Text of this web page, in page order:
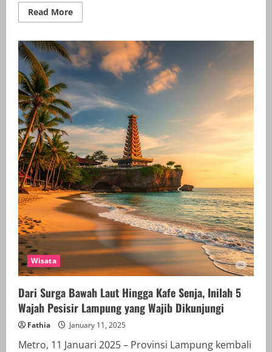
Read MoreRead
more
Siger:
Lebih
dari
Sekadar
Tugu,
Inilah
Mahkota
Kebanggaan
di
Gerbang
Pulau
Sumatra
Wisata
Dari Surga Bawah Laut Hingga Kafe Senja, Inilah 5
Wajah Pesisir Lampung yang Wajib Dikunjungi
Fathia January 11, 2025
Metro, 11 Januari 2025 – Provinsi Lampung kembali